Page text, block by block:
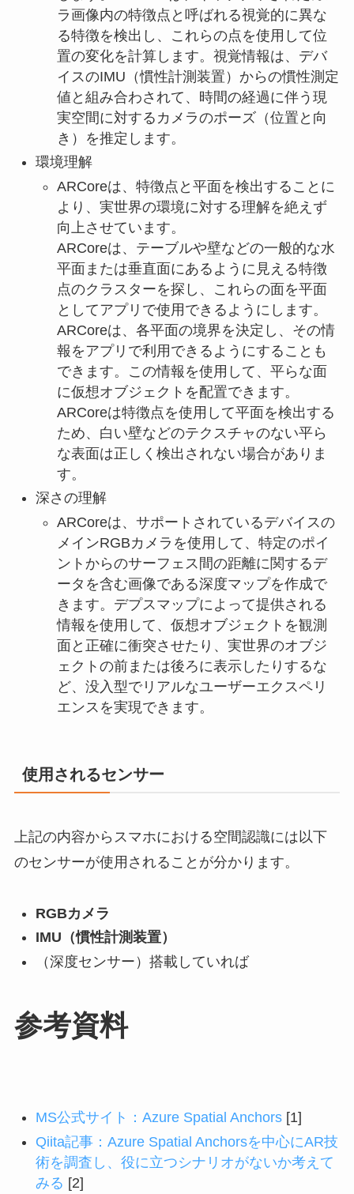
ラ画像内の特徴点と呼ばれる視覚的に異な
る特徴を検出し、これらの点を使用して位
置の変化を計算します。視覚情報は、デバ
イスのIMU（慣性計測装置）からの慣性測定
値と組み合わされて、時間の経過に伴う現
実空間に対するカメラのポーズ（位置と向
き）を推定します。
環境理解
ARCoreは、特徴点と平面を検出することに
より、実世界の環境に対する理解を絶えず
向上させています。
ARCoreは、テーブルや壁などの一般的な水
平面または垂直面にあるように見える特徴
点のクラスターを探し、これらの面を平面
としてアプリで使用できるようにします。
ARCoreは、各平面の境界を決定し、その情
報をアプリで利用できるようにすることも
できます。この情報を使用して、平らな面
に仮想オブジェクトを配置できます。
ARCoreは特徴点を使用して平面を検出する
ため、白い壁などのテクスチャのない平ら
な表面は正しく検出されない場合がありま
す。
深さの理解
ARCoreは、サポートされているデバイスの
メインRGBカメラを使用して、特定のポイ
ントからのサーフェス間の距離に関するデ
ータを含む画像である深度マップを作成で
きます。デプスマップによって提供される
情報を使用して、仮想オブジェクトを観測
面と正確に衝突させたり、実世界のオブジ
ェクトの前または後ろに表示したりするな
ど、没入型でリアルなユーザーエクスペリ
エンスを実現できます。
使用されるセンサー
上記の内容からスマホにおける空間認識には以下
のセンサーが使用されることが分かります。
RGBカメラ
IMU（慣性計測装置）
（深度センサー）搭載していれば
参考資料
MS公式サイト：Azure Spatial Anchors[1]
Qiita記事：Azure Spatial Anchorsを中心にAR技
術を調査し、役に立つシナリオがないか考えて
みる [2]